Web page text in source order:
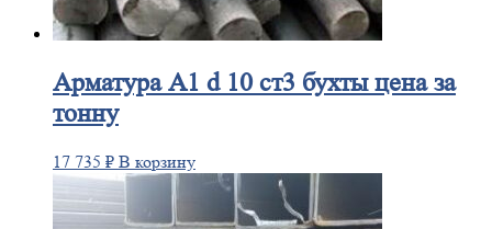
АрматураА1 d 10 ст3 бухты цена за
тонну
17 735 ₽ В корзину